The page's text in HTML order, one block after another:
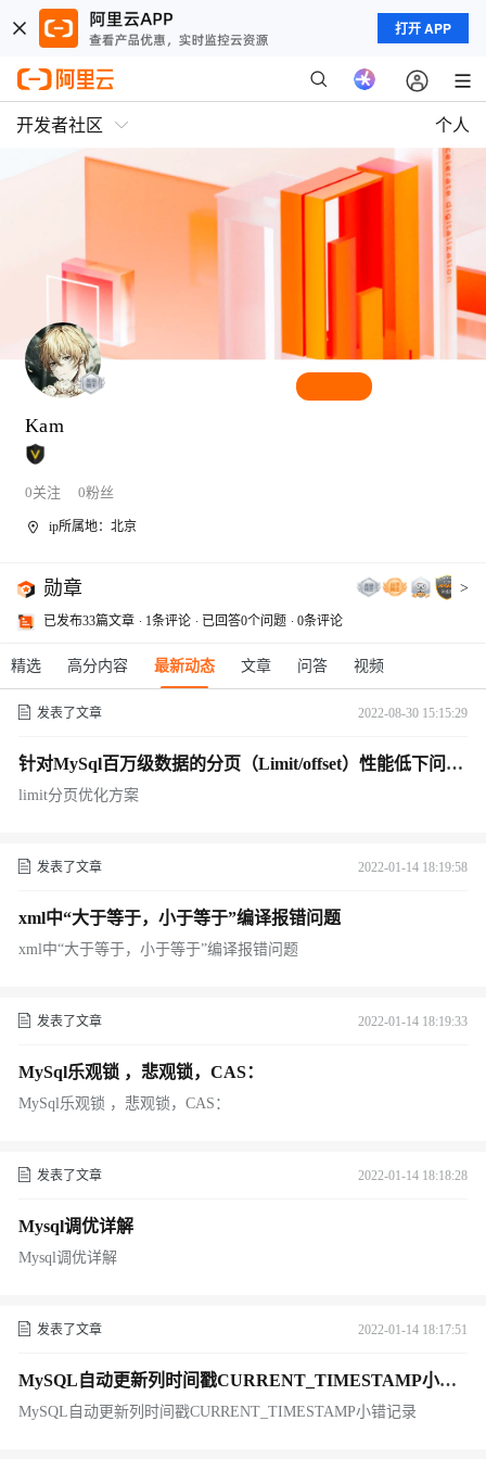
打开 APP
开发者社区 个人
Kam
0关注 0粉丝
ip所属地：北京
勋章 >
已发布33篇文章 1条评论 已回答0个问题 0条评论
精选 高分内容 最新动态 文章 问答 视频
发表了文章 2022-08-30 15:15:29
针对MySql百万级数据的分页（Limit/offset）性能低下问题
解决方案总结
limit分页优化方案
发表了文章 2022-01-14 18:19:58
xml中“大于等于，小于等于”编译报错问题
xml中“大于等于，小于等于”编译报错问题
发表了文章 2022-01-14 18:19:33
MySql乐观锁 ，悲观锁，CAS：
MySql乐观锁 ，悲观锁，CAS：
发表了文章 2022-01-14 18:18:28
Mysql调优详解
Mysql调优详解
发表了文章 2022-01-14 18:17:51
MySQL自动更新列时间戳CURRENT_TIMESTAMP小错
记录
MySQL自动更新列时间戳CURRENT_TIMESTAMP小错记录